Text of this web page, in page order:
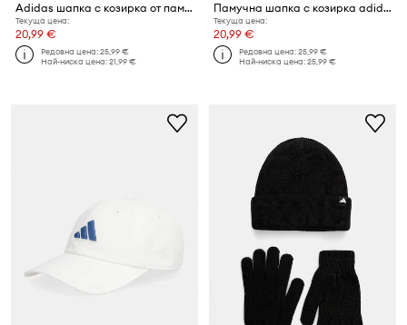
Adidas шапка с козирка от памук
Текуща цена:
20,99 €
Редовна цена:25,99 €
Най-ниска цена:21,99 €
Памучна шапка с козирка adidas
Текуща цена:
20,99 €
Редовна цена:25,99 €
Най-ниска цена:25,99 €